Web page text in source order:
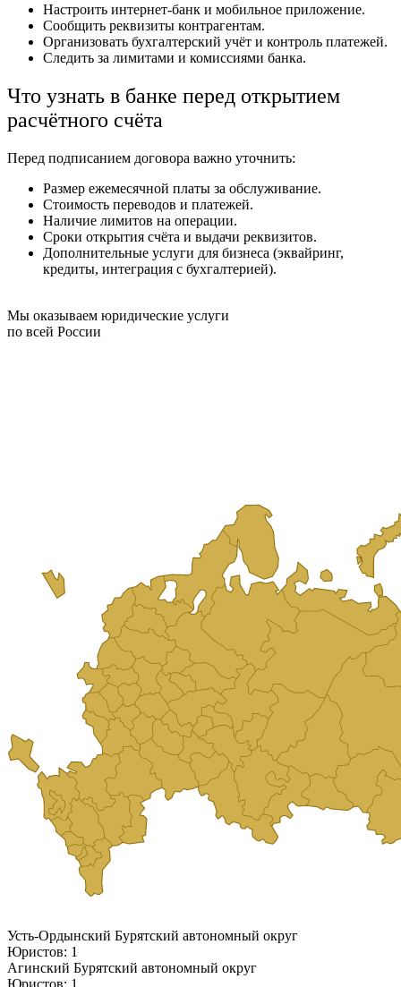
Настроить интернет-банк и мобильное приложение.
Сообщить реквизиты контрагентам.
Организовать бухгалтерский учёт и контроль платежей.
Следить за лимитами и комиссиями банка.
Что узнать в банке перед открытием
расчётного счёта
Перед подписанием договора важно уточнить:
Размер ежемесячной платы за обслуживание.
Стоимость переводов и платежей.
Наличие лимитов на операции.
Сроки открытия счёта и выдачи реквизитов.
Дополнительные услуги для бизнеса (эквайринг,
кредиты, интеграция с бухгалтерией).
Мы оказываем юридические услуги
по всей России
Усть-Ордынский Бурятский автономный округ
Юристов: 1
Агинский Бурятский автономный округ
Юристов: 1